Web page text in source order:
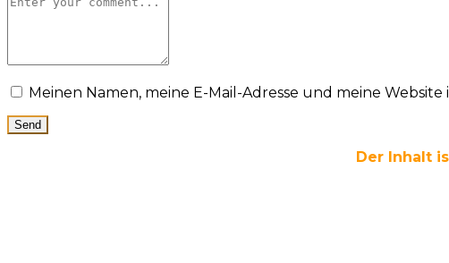
Meinen Namen, meine E-Mail-Adresse und meine
Der Inhalt